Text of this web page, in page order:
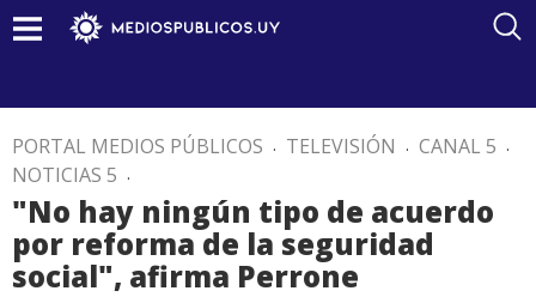
PORTAL MEDIOS PÚBLICOS . TELEVISIÓN . CANAL 5 .
NOTICIAS 5 .
"No hay ningún tipo de acuerdo
por reforma de la seguridad
social", afirma Perrone